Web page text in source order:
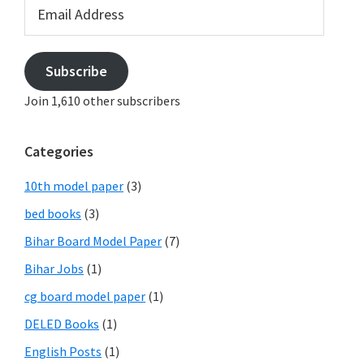
Address
Subscribe
Join 1,610 other subscribers
Categories
10th model paper (3)
bed books (3)
Bihar Board Model Paper (7)
Bihar Jobs (1)
cg board model paper (1)
DELED Books (1)
English Posts (1)